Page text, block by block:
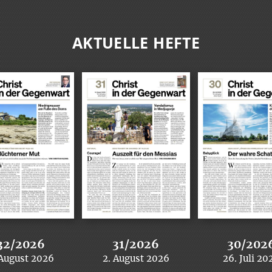
AKTUELLE HEFTE
2026
: 2026
31/2026
:
2. August 2026
30/
:
26. Juli